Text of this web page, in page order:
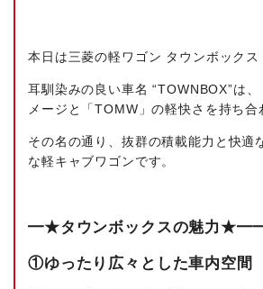
本日は三菱の軽ワゴン タウンボックス
耳馴染みの良い車名 “TOWNBOX”は
メージと「TOMW」の軽快さを持ち合
その名の通り、抜群の積載能力と快適
な軽キャブワゴンです。
━★タウンボックスの魅力
①ゆったり広々とした車内空間